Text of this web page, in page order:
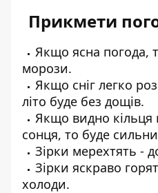
Прикмети
Якщо ясна погода,
морози.
Якщо сніг легко
літо буде без дощів.
Якщо видно кільця
сонця, то буде
Зірки мерехтять -
Зірки яскраво
холоди.